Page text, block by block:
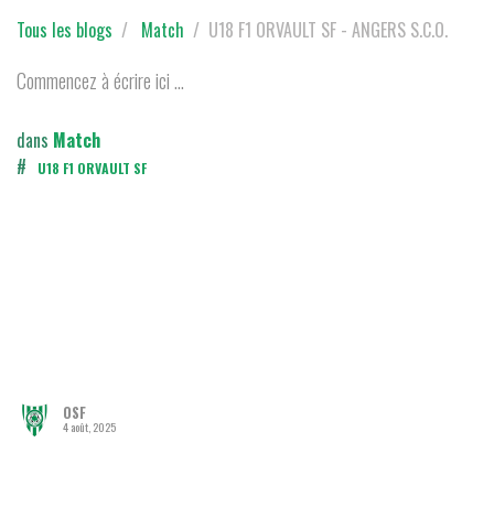
Tous les blogs Match U18 F1 ORVAULT SF - ANGERS S.C.O.
Commencez à écrire ici ...
dans Match
#
U18 F1 ORVAULT SF
OSF
4 août, 2025